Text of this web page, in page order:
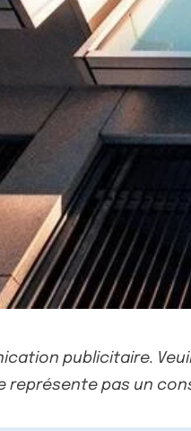
publicitaire.
représente pas un